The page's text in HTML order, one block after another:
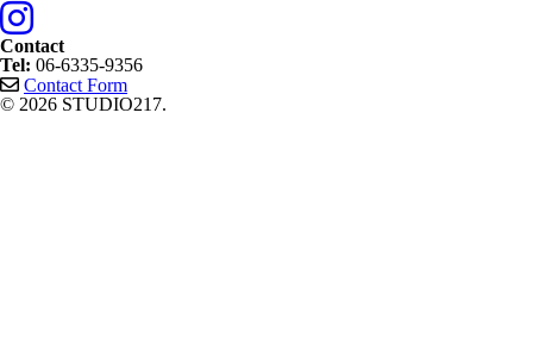
Contact
Tel: 06-6335-9356
Contact Form
© 2026 STUDIO217.